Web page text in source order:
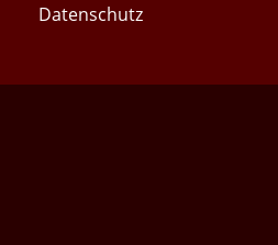
Daten­schutz